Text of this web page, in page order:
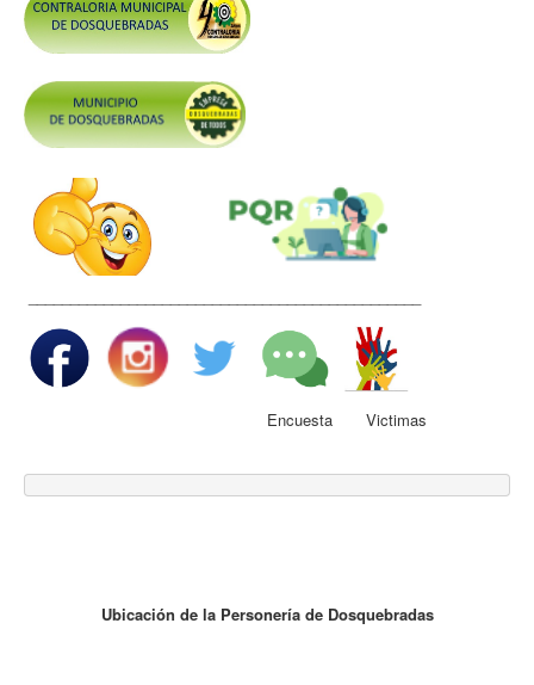
Mesa de Victimas
Correo
Conciliación y Daño Antijurídico
Código de Integridad
Gestión del Talento Humano
Transparencia
Participa
Encuesta Victimas
Ubicación de la Personería de Dosquebradas